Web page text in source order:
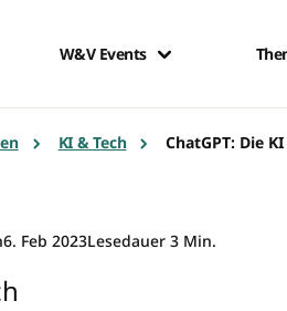
W&V Events
KI & Tech ChatGPT: Die
6. Feb 2023Lesedauer 3 Min.